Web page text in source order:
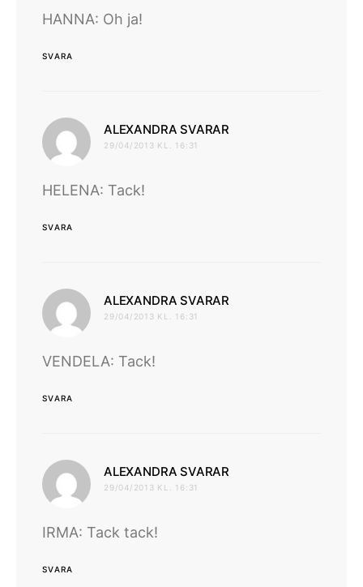
HANNA: Oh ja!
SVARA
ALEXANDRA SVARAR
29/04/2013 KL. 16:31
HELENA: Tack!
SVARA
ALEXANDRA SVARAR
29/04/2013 KL. 16:31
VENDELA: Tack!
SVARA
ALEXANDRA SVARAR
29/04/2013 KL. 16:31
IRMA: Tack tack!
SVARA